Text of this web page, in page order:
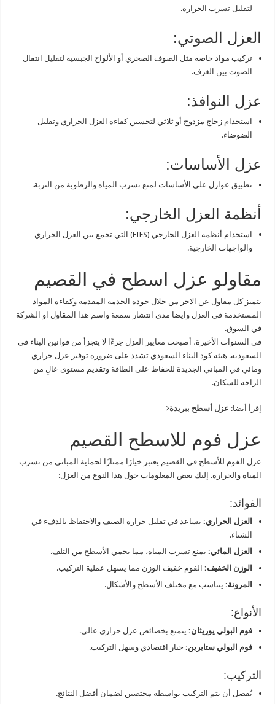
لتقليل تسرب الحرارة.
العزل الصوتي:
تركيب مواد خاصة مثل الصوف الصخري أو الألواح الجبسية لتقليل انتقال
الصوت بين الغرف.
عزل النوافذ:
استخدام زجاج مزدوج أو ثلاثي لتحسين كفاءة العزل الحراري وتقليل
الضوضاء.
عزل الأساسات:
تطبيق عوازل على الأساسات لمنع تسرب المياه والرطوبة من التربة.
أنظمة العزل الخارجي:
استخدام أنظمة العزل الخارجي (EIFS) التي تجمع بين العزل الحراري
والواجهات الخارجية.
مقاولو عزل اسطح في القصيم
يتميز كل مقاول عن الاخر من خلال جودة الخدمة المقدمة وكفاءة المواد
المستخدمة في العزل وايضا مدى انتشار سمعة واسم هذا المقاول او الشركة
في السوق.
في السنوات الأخيرة، أصبحت معايير العزل جزءًا لا يتجزأ من قوانين البناء في
السعودية. هيئة كود البناء السعودي تشدد على ضرورة توفير عزل حراري
ومائي في المباني الجديدة للحفاظ على الطاقة وتقديم مستوى عالٍ من
الراحة للسكان.
إقرأ أيضا: عزل أسطح ببريدة
عزل فوم للاسطح القصيم
عزل الفوم للأسطح في القصيم يعتبر خيارًا ممتازًا لحماية المباني من تسرب
المياه والحرارة. إليك بعض المعلومات حول هذا النوع من العزل:
الفوائد:
العزل الحراري: يساعد في تقليل حرارة الصيف والاحتفاظ بالدفء في
الشتاء.
العزل المائي: يمنع تسرب المياه، مما يحمي الأسطح من التلف.
الوزن الخفيف: الفوم خفيف الوزن مما يسهل عملية التركيب.
المرونة: يتناسب مع مختلف الأسطح والأشكال.
الأنواع:
فوم البولي يوريثان: يتمتع بخصائص عزل حراري عالي.
فوم البولي ستايرين: خيار اقتصادي وسهل التركيب.
التركيب:
يُفضل أن يتم التركيب بواسطة مختصين لضمان أفضل النتائج.